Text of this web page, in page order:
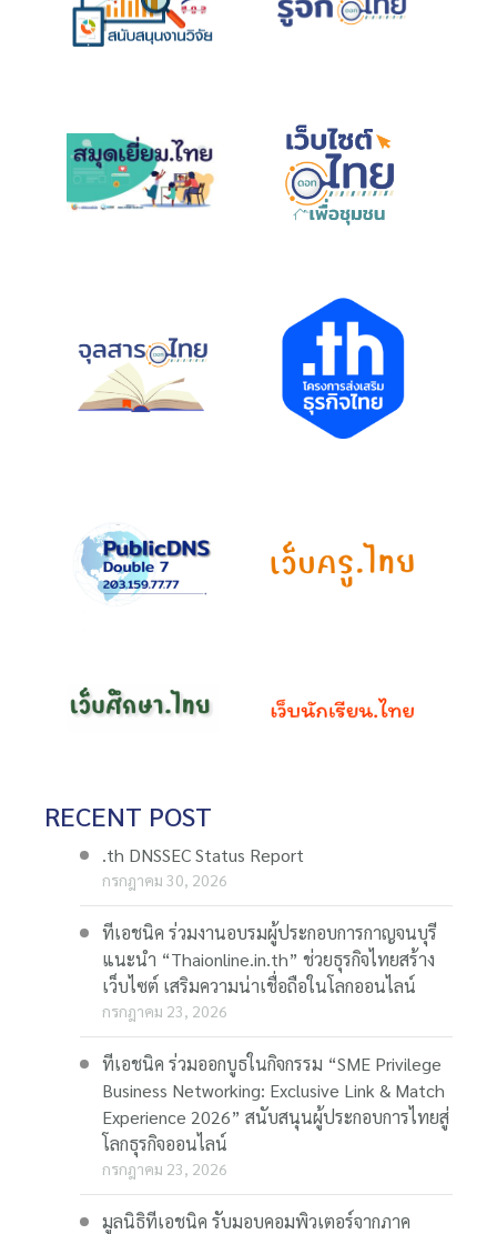
RECENT POST
.th DNSSEC Status Report
กรกฎาคม 30, 2026
ทีเอชนิค ร่วมงานอบรมผู้ประกอบการกาญจนบุรี
แนะนำ “Thaionline.in.th” ช่วยธุรกิจไทยสร้าง
เว็บไซต์ เสริมความน่าเชื่อถือในโลกออนไลน์
กรกฎาคม 23, 2026
ทีเอชนิค ร่วมออกบูธในกิจกรรม “SME Privilege
Business Networking: Exclusive Link & Match
Experience 2026” สนับสนุนผู้ประกอบการไทยสู่
โลกธุรกิจออนไลน์
กรกฎาคม 23, 2026
มูลนิธิทีเอชนิค รับมอบคอมพิวเตอร์จากภาค